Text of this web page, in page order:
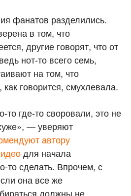
фанатов разделились.
в том, что
другие говорят, что от
нот-то всего семь,
на том, что
как говорится, смухлевала.
то где-то своровали, это не
— уверяют
автору
для начала
то сделать. Впрочем, с
она все же
должны не